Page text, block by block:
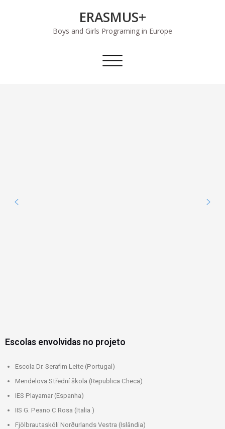
ERASMUS+
Boys and Girls Programing in Europe
Alternar
Escolas envolvidas no projeto
Escola Dr. Serafim Leite (Portugal)
Mendelova Střední škola (Republica Checa)
IES Playamar (Espanha)
IIS G. Peano C.Rosa (Italia )
Fjölbrautaskóli Norðurlands Vestra (Islândia)